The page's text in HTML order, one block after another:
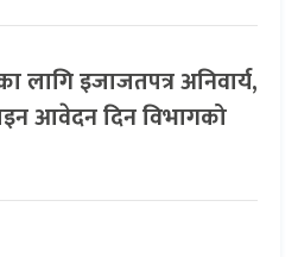
लागि इजाजतपत्र अनिवार्य,
आवेदन दिन विभागको